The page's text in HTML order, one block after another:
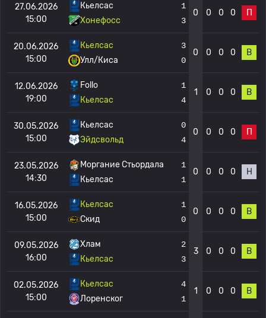
27.06.2026
15:00
Кьелсас
Хонефосс
1
3
0 0 0 0 П
20.06.2026
15:00
Кьелсас
Улл/Киса
3
0
0 0 0 0 В
12.06.2026
19:00
Follo
Кьелсас
1
4
1 0 0 0 В
30.05.2026
15:00
Кьелсас
Эйдсвольд
0
4
0 0 0 0 П
23.05.2026
14:30
Моргание Стьордала
Кьелсас
1
1
0 0 0 0 Н
16.05.2026
15:00
Кьелсас
Скид
1
0
0 0 0 0 В
09.05.2026
16:00
Хлам
Кьелсас
2
3
3 0 0 0 В
02.05.2026
15:00
Кьелсас
Лоренског
4
1
1 0 0 0 В